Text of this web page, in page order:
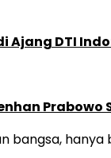
DTI
bangsa,